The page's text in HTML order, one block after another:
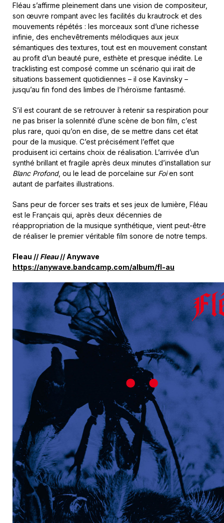
Fléau s’affirme pleinement dans une vision de compositeur,
son œuvre rompant avec les facilités du krautrock et des
mouvements répétés : les morceaux sont d’une richesse
infinie, des enchevêtrements mélodiques aux jeux
sémantiques des textures, tout est en mouvement constant
au profit d’un beauté pure, esthète et presque inédite. Le
tracklisting est composé comme un scénario qui irait de
situations bassement quotidiennes – il ose Kavinsky –
jusqu’au fin fond des limbes de l’héroïsme fantasmé.
S’il est courant de se retrouver à retenir sa respiration pour
ne pas briser la solennité d’une scène de bon film, c’est
plus rare, quoi qu’on en dise, de se mettre dans cet état
pour de la musique. C’est précisément l’effet que
produisent ici certains choix de réalisation. L’arrivée d’un
synthé brillant et fragile après deux minutes d’installation sur
Blanc Profond, ou le lead de porcelaine sur Foien sont
autant de parfaites illustrations.
Sans peur de forcer ses traits et ses jeux de lumière, Fléau
est le Français qui, après deux décennies de
réappropriation de la musique synthétique, vient peut-être
de réaliser le premier véritable film sonore de notre temps.
Fleau // Fleau// Anywave
https://anywave.bandcamp.com/album/fl-au